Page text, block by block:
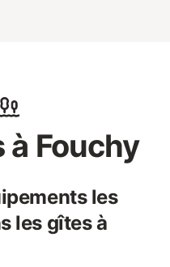
à Fouchy
les
les gîtes à